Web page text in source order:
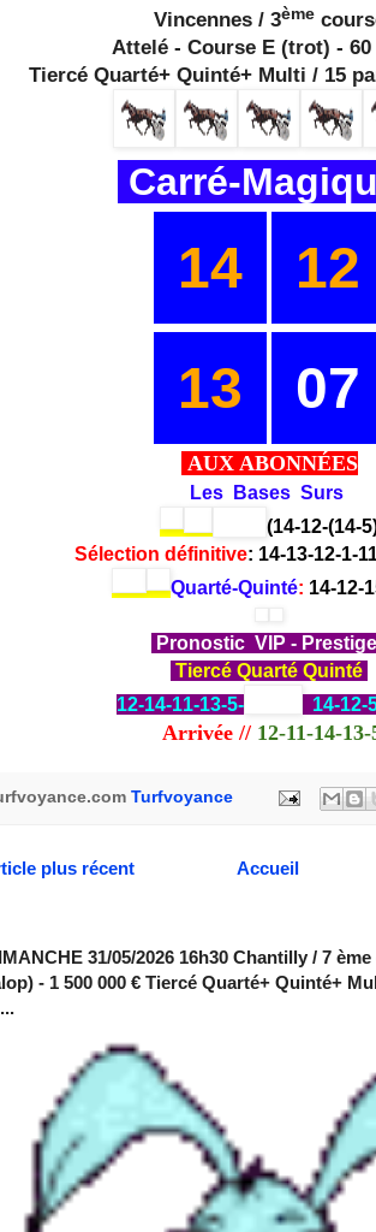
Vincennes / 3ème
Attelé - Course E (trot) - 60
Tiercé Quarté+ Quinté+ Multi / 15
Carré-
14
12
13
07
AUX ABONNÉES
Les Bases Surs
(14-12-(14-
Sélection définitive: 14-13-12-1-
Quarté-Quinté: 14-12-
Pronostic VIP - Prestige
Tiercé Quarté Quinté
12-14-11-13-5- 14-12-
Arrivée // 12-11-14-13-
Turfvoyance
plus récent Accueil
31/05/2026 16h30 Chantilly / 7
- 1 500 000 € Tiercé Quarté+ Quinté+